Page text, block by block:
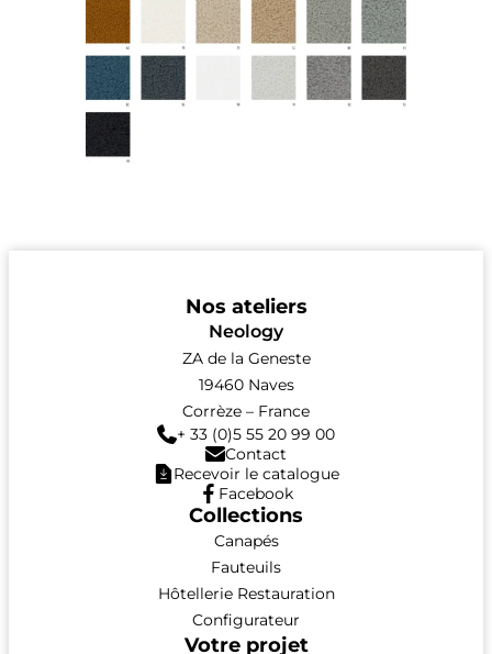
Nos ateliers
Neology
ZA de la Geneste
19460 Naves
Corrèze – France
+ 33 (0)5 55 20 99 00
Contact
Recevoir le catalogue
Facebook
Collections
Canapés
Fauteuils
Hôtellerie Restauration
Configurateur
Votre projet